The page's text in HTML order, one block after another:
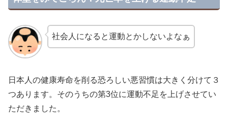
社会人になると運動とかしないよなぁ
日本人の健康寿命を削る恐ろしい悪習慣は大きく分けて３
つあります。そのうちの第3位に運動不足を上げさせてい
ただきました。